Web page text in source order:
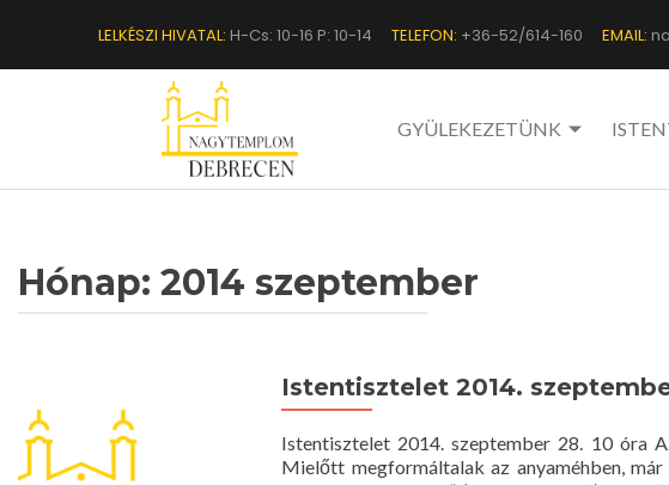
LELKÉSZI HIVATAL: H-Cs: 10-16 P: 10-14 TELEFON: +36-52/614-160 EMAIL:
GYÜLEKEZETÜNK
Hónap: 2014 szeptember
Istentisztelet 2014.
Istentisztelet 2014. szeptember 28. 10 óra
Mielőtt megformáltalak az anyaméhben,